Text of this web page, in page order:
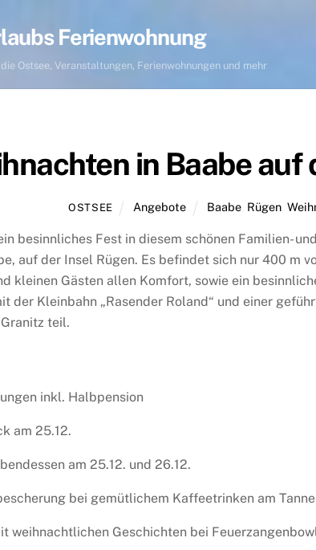
Ferienwohnung
Ostsee, Veranstaltungen, Ferienwohnungen und mehr
in Baabe auf
OSTSEE Angebote Baabe, Rügen,
besinnliches Fest in diesem schönen Familien-
auf der Insel Rügen. Es befindet sich nur 400 m
kleinen Gästen allen Komfort, sowie ein
der Kleinbahn „Rasender Roland“ und einer
teil.
inkl. Halbpension
am 25.12.
am 25.12. und 26.12.
bei gemütlichem Kaffeetrinken am
weihnachtlichen Geschichten bei